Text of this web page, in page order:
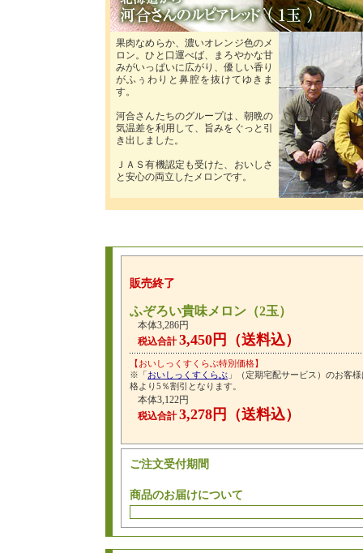
果肉なめらか、濃いオレンジ色のメ
ロン。ひと口運べば、まろやかな甘
みがいっぱいに広がり、優しい香り
がふぅわりと鼻腔を抜けてゆきま
す。
河合さんたちのグループは、朝晩の
気温差を利用して、旨みをぐっと引
き出しました。
ＪＡＳ有機認定も受けた、おいしさ
と安心の両立したメロンです。
販売終了
ふぞろい貴味メロン（2玉）
本体3,286円
税込合計3,450円（送料込）
【おいしっくすくらぶ特別価格】
※「おいしっくすくらぶ 」（定期宅配サービス）のお客
格より5％割引となります。
本体3,122円
税込合計3,278円（送料込）
ご注文受付期間
商品のお届けについて